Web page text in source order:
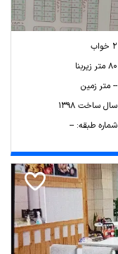
2 خواب
80 متر زیربنا
-- متر زمین
سال ساخت 1398
شماره طبقه: --